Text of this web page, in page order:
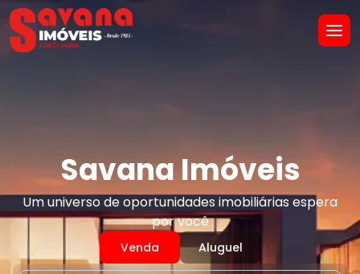
Savana Imóveis
Um universo de oportunidades imobiliárias espera
por você
Venda Aluguel